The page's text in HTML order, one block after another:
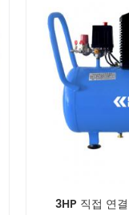
3HP 직접 연